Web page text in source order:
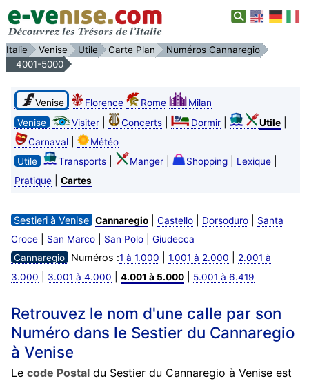
Italie Venise Utile Carte Plan
Numéros Cannaregio
4001-5000
Venise Florence Rome
Milan
Venise
Visiter| Concerts| Dormir| Utile|
Carnaval|
Météo
Utile
Transports| Manger| Shopping| Lexique|
Pratique| Cartes
Sestieri à Venise Cannaregio| Castello| Dorsoduro|
Santa
Croce| San Marco San Polo| Giudecca
Cannaregio Numéros :1 à 1.000 1.001 à 2.000
2.001 à
3.000
3.001 à 4.000 4.001 à 5.000| 5.001 à 6.419
Retrouvez le nom d'une calle par son
Numéro dans le Sestier du Cannaregio
à Venise
Le code Postaldu Sestier du Cannaregio à Venise est